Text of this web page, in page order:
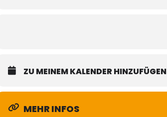
ZU MEINEM KALENDER HINZUFÜGEN
MEHR INFOS